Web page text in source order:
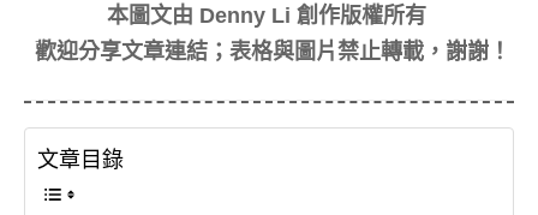
本圖文由 Denny Li 創作版權所有
歡迎分享文章連結；表格與圖片禁止轉載，謝謝！
文章目錄